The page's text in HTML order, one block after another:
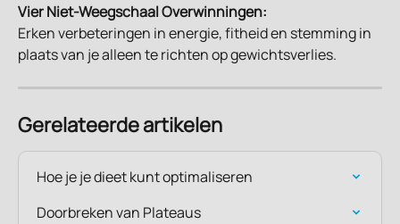
Vier Niet-Weegschaal Overwinningen:
Erken verbeteringen in energie, fitheid en stemming in
plaats van je alleen te richten op gewichtsverlies.
Gerelateerde artikelen
Hoe je je dieet kunt optimaliseren
Doorbreken van Plateaus